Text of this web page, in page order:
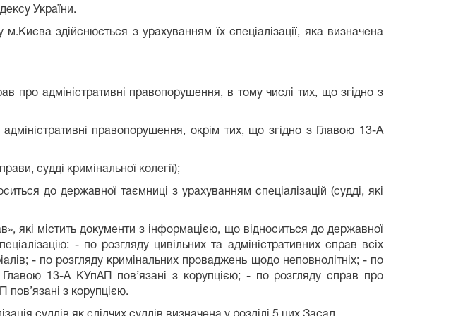
України.
здійснюється з урахуванням їх спеціалізації, яка визначена
про адміністративні правопорушення, в тому числі тих, що згідно з
правопорушення, окрім тих, що згідно з Главою 13-А
судді кримінальної колегії);
до державної таємниці з урахуванням спеціалізацій (судді, які
які містить документи з інформацією, що відноситься до державної
- по розгляду цивільних та адміністративних справ всіх
- по розгляду кримінальних проваджень щодо неповнолітніх; - по
13-А КУпАП пов’язані з корупцією; - по розгляду справ про
пов’язані з корупцією.